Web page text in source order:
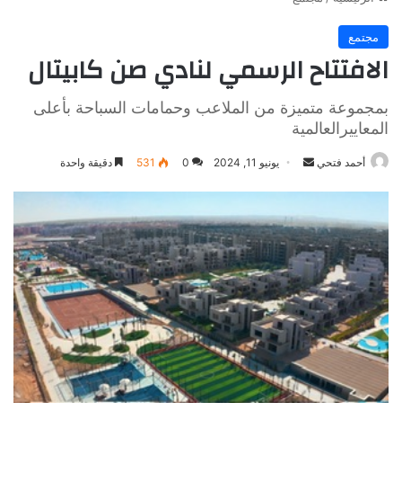
مجتمع
الافتتاح الرسمي لنادي صن كابيتال
بمجموعة متميزة من الملاعب وحمامات السباحة بأعلى
المعاييرالعالمية
أحمد فتحي
أرسل يونيو 11, 2024 0
531 دقيقة واحدة